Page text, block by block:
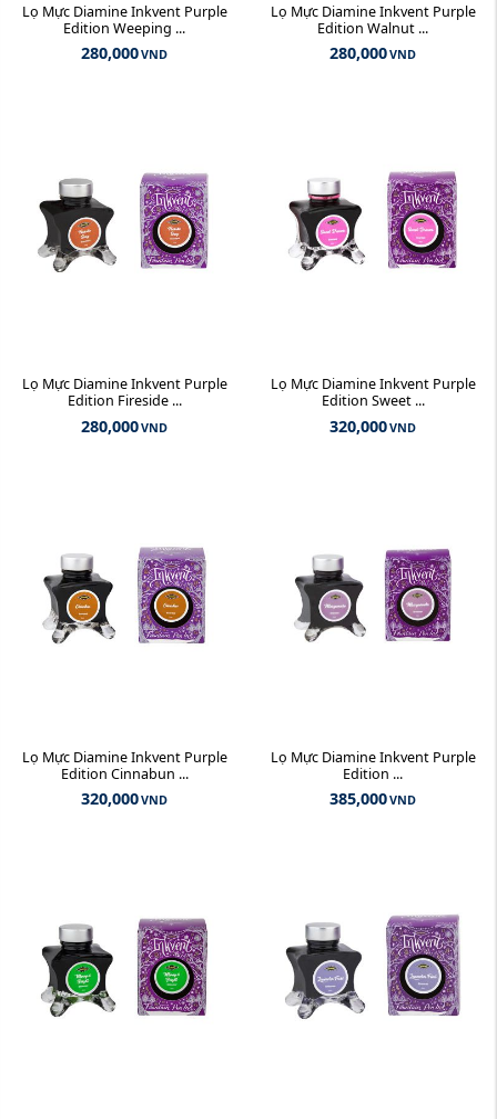
Lọ Mực Diamine Inkvent Purple
Edition Weeping ...
280,000VND
Lọ Mực Diamine Inkvent Purple
Edition Walnut ...
280,000VND
Lọ Mực Diamine Inkvent Purple
Edition Fireside ...
280,000VND
Lọ Mực Diamine Inkvent Purple
Edition Sweet ...
320,000VND
Lọ Mực Diamine Inkvent Purple
Edition Cinnabun ...
320,000VND
Lọ Mực Diamine Inkvent Purple
Edition ...
385,000VND